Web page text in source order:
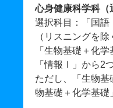
心身健康科学科（
選択科目：「国語
（リスニングを
「生物基礎＋化
「情報Ⅰ」から2
ただし、「生物基
物基礎＋化学基礎